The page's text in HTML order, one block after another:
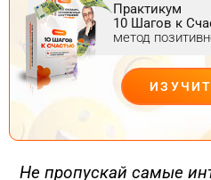
Практикум
10 Шагов к
метод
ДЕЙСТВУЙ
Не пропускай самые